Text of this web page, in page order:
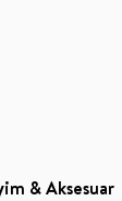
& Aksesuar